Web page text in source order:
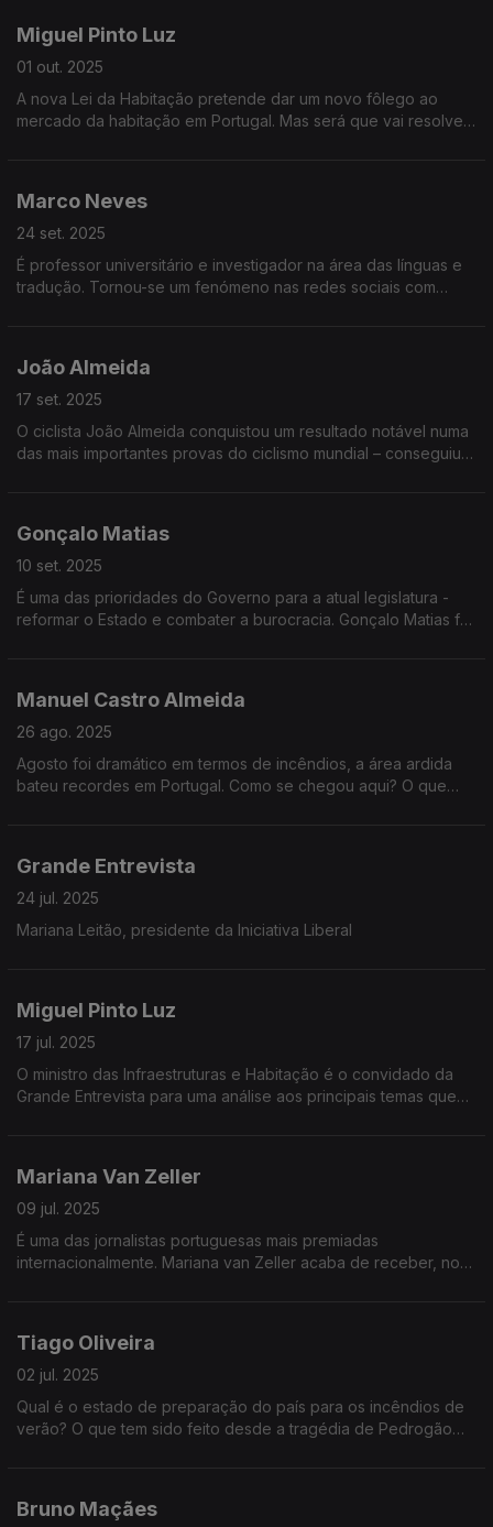
Miguel Pinto Luz
01 out. 2025
A nova Lei da Habitação pretende dar um novo fôlego ao
mercado da habitação em Portugal. Mas será que vai resolver
Marco Neves
24 set. 2025
É professor universitário e investigador na área das línguas e
tradução. Tornou-se um fenómeno nas redes sociais com
João Almeida
17 set. 2025
O ciclista João Almeida conquistou um resultado notável numa
das mais importantes provas do ciclismo mundial – conseguiu o
Gonçalo Matias
10 set. 2025
É uma das prioridades do Governo para a atual legislatura -
reformar o Estado e combater a burocracia. Gonçalo Matias foi
Manuel Castro Almeida
26 ago. 2025
Agosto foi dramático em termos de incêndios, a área ardida
bateu recordes em Portugal. Como se chegou aqui? O que
Grande Entrevista
24 jul. 2025
Mariana Leitão, presidente da Iniciativa Liberal
Miguel Pinto Luz
17 jul. 2025
O ministro das Infraestruturas e Habitação é o convidado da
Grande Entrevista para uma análise aos principais temas que
Mariana Van Zeller
09 jul. 2025
É uma das jornalistas portuguesas mais premiadas
internacionalmente. Mariana van Zeller acaba de receber, nos
Tiago Oliveira
02 jul. 2025
Qual é o estado de preparação do país para os incêndios de
verão? O que tem sido feito desde a tragédia de Pedrogão
Bruno Maçães